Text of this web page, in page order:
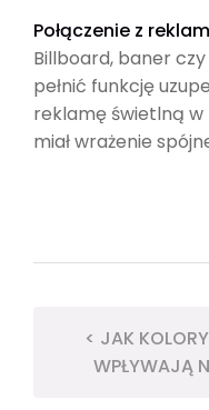
Połączenie z
Billboard, baner
pełnić funkcję
reklamę świetlną
miał wrażenie
< JAK
WPŁYWAJĄ